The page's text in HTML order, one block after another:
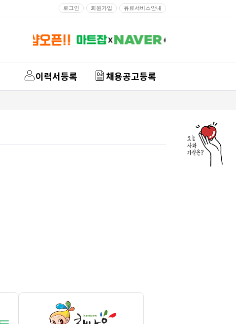
로그인 회원가입 유료서비스안내
이력서등록 채용공고등록